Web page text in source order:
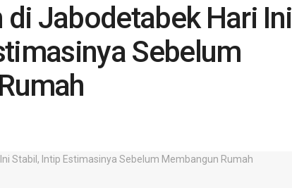
di Jabodetabek Hari Ini
Sebelum